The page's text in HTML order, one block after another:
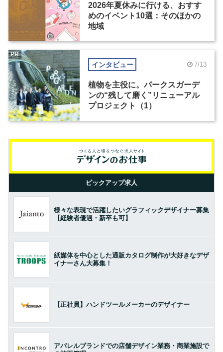
2026年夏休みに行ける、おすす
めのイベント10選：そのほかの
地域
インタビュー 7/13
植物を主役に。パークスガーデ
ンの“残して磨く”リニューアル
プロジェクト（1）
PR
ピックアップ求人
様々な表現で活躍したいグラフィックデザイナー募集
【経験者優遇・新卒も可】
紙媒体を中心とした通販カタログ制作が大好きなデザ
イナーさん大募集！
【正社員】ハンドツールメーカーのデザイナー
アパレルブランドでの店舗デザイン業務・商業施設で